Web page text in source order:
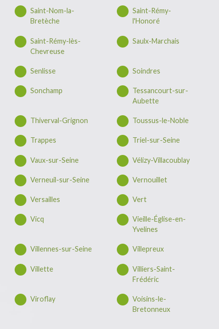
Saint-Nom-la-
Bretèche
Saint-Rémy-
l'Honoré
Saint-Rémy-lès-
Chevreuse
Saulx-Marchais
Senlisse Soindres
Sonchamp
Tessancourt-sur-
Aubette
Thiverval-Grignon Toussus-le-Noble
Trappes Triel-sur-Seine
Vaux-sur-Seine Vélizy-Villacoublay
Verneuil-sur-Seine Vernouillet
Versailles Vert
Vicq
Vieille-Église-en-
Yvelines
Villennes-sur-Seine Villepreux
Villette
Villiers-Saint-
Frédéric
Viroflay
Voisins-le-
Bretonneux